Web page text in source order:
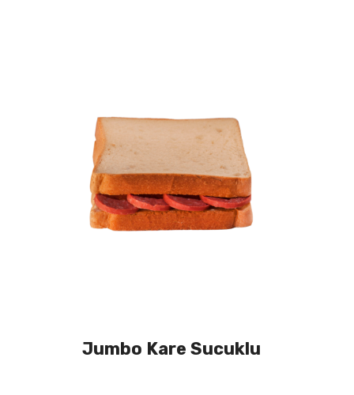
Jumbo Kare Sucuklu